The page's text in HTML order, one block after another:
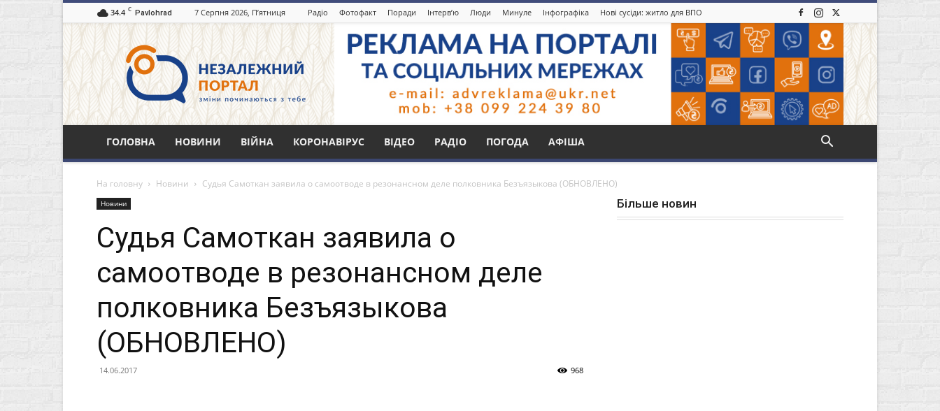
34.4 C Pavlohrad 7 Серпня 2026, П’ятниця Радіо Фотофакт Поради Інтерв’ю Люди Минуле Інфографіка Нові сусіди: житло для ВПО
Незалежний
портал
Павлоград.dp.ua
ГОЛОВНА НОВИНИ ВІЙНА КОРОНАВІРУС ВІДЕО РАДІО ПОГОДА АФІША
На головну Новини Судья Самоткан заявила о самоотводе в резонансном деле полковника Безъязыкова (ОБНОВЛЕНО)
Новини
Судья Самоткан заявила о
самоотводе в резонансном деле
полковника Безъязыкова
(ОБНОВЛЕНО)
14.06.2017 968
Більше новин